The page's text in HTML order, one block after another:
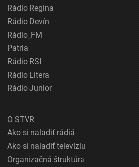
Rádio Regina
Rádio Devín
Rádio_FM
Patria
Rádio RSI
Rádio Litera
Rádio Junior
O STVR
Ako si naladiť rádiá
Ako si naladiť televíziu
Organizačná štruktúra